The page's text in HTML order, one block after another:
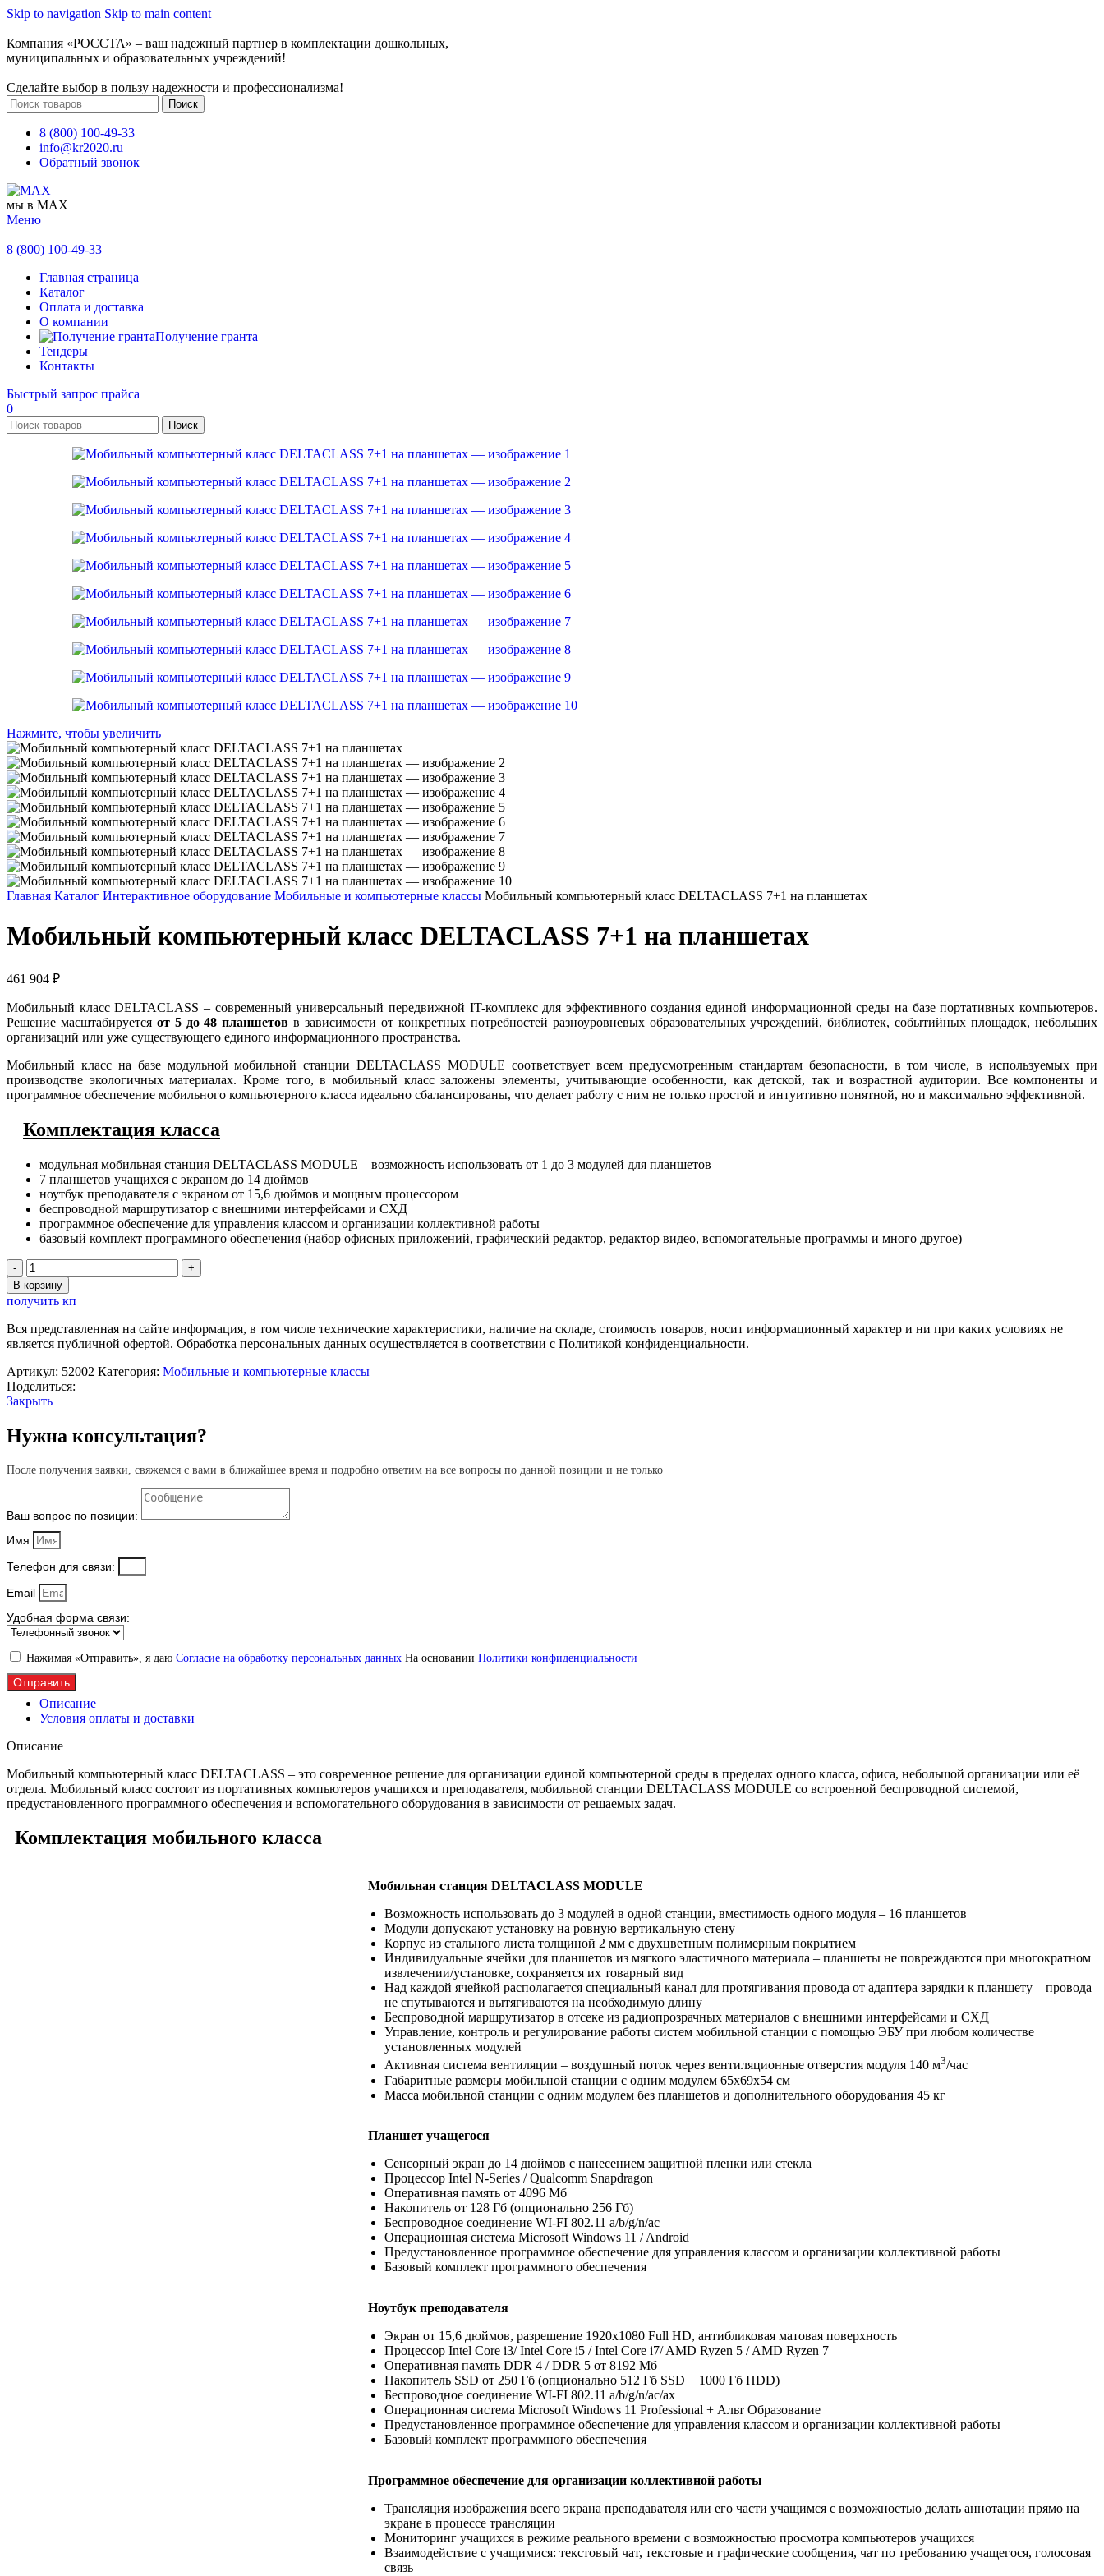
Skip to navigation Skip to main content
Компания «РОССТА» – ваш надежный партнер в комплектации дошкольных,
муниципальных и образовательных учреждений!
Сделайте выбор в пользу надежности и профессионализма!
Поиск
8 (800) 100-49-33
info@kr2020.ru
Обратный звонок
мы в MAX
Меню
8 (800) 100-49-33
Главная страница
Каталог
Оплата и доставка
О компании
Получение гранта
Тендеры
Контакты
Быстрый запрос прайса
0
Поиск
Нажмите, чтобы увеличить
Главная Каталог Интерактивное оборудование Мобильные и компьютерные классы Мобильный компьютерный класс DELTACLASS 7+1 на планшетах
Мобильный компьютерный класс DELTACLASS 7+1 на планшетах
461 904 ₽
Мобильный класс DELTACLASS – современный универсальный передвижной IT-комплекс для эффективного создания единой информационной среды на базе портативных компьютеров.
Решение масштабируется от 5 до 48 планшетов в зависимости от конкретных потребностей разноуровневых образовательных учреждений, библиотек, событийных площадок, небольших
организаций или уже существующего единого информационного пространства.
Мобильный класс на базе модульной мобильной станции DELTACLASS MODULE соответствует всем предусмотренным стандартам безопасности, в том числе, в используемых при
производстве экологичных материалах. Кроме того, в мобильный класс заложены элементы, учитывающие особенности, как детской, так и возрастной аудитории. Все компоненты и
программное обеспечение мобильного компьютерного класса идеально сбалансированы, что делает работу с ним не только простой и интуитивно понятной, но и максимально эффективной.
Комплектация класса
модульная мобильная станция DELTACLASS MODULE – возможность использовать от 1 до 3 модулей для планшетов
7 планшетов учащихся с экраном до 14 дюймов
ноутбук преподавателя с экраном от 15,6 дюймов и мощным процессором
беспроводной маршрутизатор с внешними интерфейсами и СХД
программное обеспечение для управления классом и организации коллективной работы
базовый комплект программного обеспечения (набор офисных приложений, графический редактор, редактор видео, вспомогательные программы и много другое)
Количество
товара
Мобильный
компьютерный
класс
DELTACLASS
на
планшетах
В корзину
получить кп
Вся представленная на сайте информация, в том числе технические характеристики, наличие на складе, стоимость товаров, носит информационный характер и ни при каких условиях не
является публичной офертой. Обработка персональных данных осуществляется в соответствии с Политикой конфиденциальности.
Артикул: 52002 Категория: Мобильные и компьютерные классы
Поделиться:
Закрыть
Нужна консультация?
После получения заявки, свяжемся с вами в ближайшее время и подробно ответим на все вопросы по данной позиции и не только
Ваш вопрос по позиции:
Имя
Телефон для связи:
Email
Удобная форма связи:
Нажимая «Отправить», я даю Согласие на обработку персональных данных На основании Политики конфиденциальности
Отправить
Описание
Условия оплаты и доставки
Описание
Мобильный компьютерный класс DELTACLASS – это современное решение для организации единой компьютерной среды в пределах одного класса, офиса, небольшой организации или её
отдела. Мобильный класс состоит из портативных компьютеров учащихся и преподавателя, мобильной станции DELTACLASS MODULE со встроенной беспроводной системой,
предустановленного программного обеспечения и вспомогательного оборудования в зависимости от решаемых задач.
Комплектация мобильного класса
Мобильная станция DELTACLASS MODULE
Возможность использовать до 3 модулей в одной станции, вместимость одного модуля – 16 планшетов
Модули допускают установку на ровную вертикальную стену
Корпус из стального листа толщиной 2 мм с двухцветным полимерным покрытием
Индивидуальные ячейки для планшетов из мягкого эластичного материала – планшеты не повреждаются при многократном
извлечении/установке, сохраняется их товарный вид
Над каждой ячейкой располагается специальный канал для протягивания провода от адаптера зарядки к планшету – провода
не спутываются и вытягиваются на необходимую длину
Беспроводной маршрутизатор в отсеке из радиопрозрачных материалов с внешними интерфейсами и СХД
Управление, контроль и регулирование работы систем мобильной станции с помощью ЭБУ при любом количестве
установленных модулей
Активная система вентиляции – воздушный поток через вентиляционные отверстия модуля 140 м3/час
Габаритные размеры мобильной станции с одним модулем 65х69х54 см
Масса мобильной станции с одним модулем без планшетов и дополнительного оборудования 45 кг
Планшет учащегося
Сенсорный экран до 14 дюймов с нанесением защитной пленки или стекла
Процессор Intel N-Series / Qualcomm Snapdragon
Оперативная память от 4096 Мб
Накопитель от 128 Гб (опционально 256 Гб)
Беспроводное соединение WI-FI 802.11 a/b/g/n/ac
Операционная система Microsoft Windows 11 / Android
Предустановленное программное обеспечение для управления классом и организации коллективной работы
Базовый комплект программного обеспечения
Ноутбук преподавателя
Экран от 15,6 дюймов, разрешение 1920х1080 Full HD, антибликовая матовая поверхность
Процессор Intel Core i3/ Intel Core i5 / Intel Core i7/ AMD Ryzen 5 / AMD Ryzen 7
Оперативная память DDR 4 / DDR 5 от 8192 Мб
Накопитель SSD от 250 Гб (опционально 512 Гб SSD + 1000 Гб HDD)
Беспроводное соединение WI-FI 802.11 a/b/g/n/ac/ax
Операционная система Microsoft Windows 11 Professional + Альт Образование
Предустановленное программное обеспечение для управления классом и организации коллективной работы
Базовый комплект программного обеспечения
Программное обеспечение для организации коллективной работы
Трансляция изображения всего экрана преподавателя или его части учащимся с возможностью делать аннотации прямо на
экране в процессе трансляции
Мониторинг учащихся в режиме реального времени с возможностью просмотра компьютеров учащихся
Взаимодействие с учащимися: текстовый чат, текстовые и графические сообщения, чат по требованию учащегося, голосовая
связь